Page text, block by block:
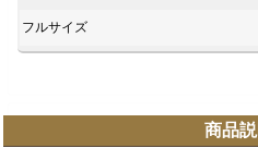
フルサイズ
商品